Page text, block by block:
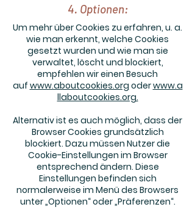
4. Optionen:
Um mehr über Cookies zu erfahren, u. a.
wie man erkennt, welche Cookies
gesetzt wurden und wie man sie
verwaltet, löscht und blockiert,
empfehlen wir einen Besuch
auf www.aboutcookies.org oderwww.a
llaboutcookies.org.
Alternativ ist es auch möglich, dass der
Browser Cookies grundsätzlich
blockiert. Dazu müssen Nutzer die
Cookie-Einstellungen im Browser
entsprechend ändern. Diese
Einstellungen befinden sich
normalerweise im Menü des Browsers
unter „Optionen“ oder „Präferenzen“.